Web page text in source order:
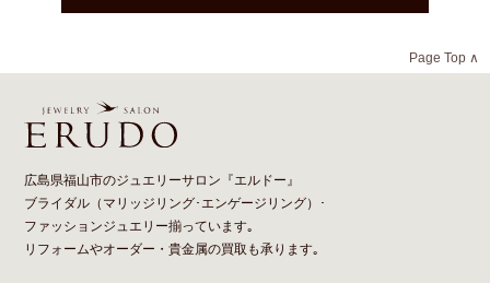
Page Top ∧
広島県福山市のジュエリーサロン『エルドー』
ブライダル（ マリッジリング･ エンゲージリング）･
ファッションジュエリー揃っています｡
リフォームやオーダー ・貴金属の買取も承ります｡